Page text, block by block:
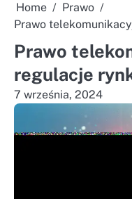
Home
Prawo
Prawo
Prawo
regulacje
7 września, 2024